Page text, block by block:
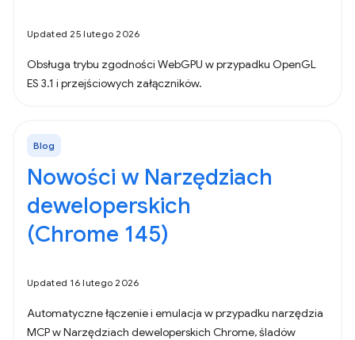
Updated 25 lutego 2026
Obsługa trybu zgodności WebGPU w przypadku OpenGL
ES 3.1 i przejściowych załączników.
Blog
Nowości w Narzędziach
deweloperskich
(Chrome 145)
Updated 16 lutego 2026
Automatyczne łączenie i emulacja w przypadku narzędzia
MCP w Narzędziach deweloperskich Chrome, śladów